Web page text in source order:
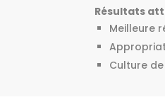
Résultats
Meilleure
Culture